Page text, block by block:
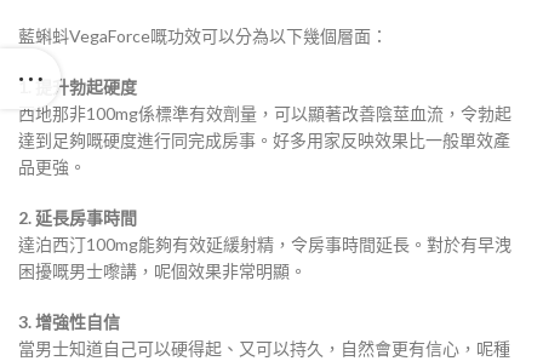
藍蝌蚪VegaForce嘅功效可以分為以下幾個層面：
1. 提升勃起硬度
西地那非100mg係標準有效劑量，可以顯著改善陰莖血流，令勃起
達到足夠嘅硬度進行同完成房事。好多用家反映效果比一般單效產
品更強。
2. 延長房事時間
達泊西汀100mg能夠有效延緩射精，令房事時間延長。對於有早洩
困擾嘅男士嚟講，呢個效果非常明顯。
3. 增強性自信
當男士知道自己可以硬得起、又可以持久，自然會更有信心，呢種